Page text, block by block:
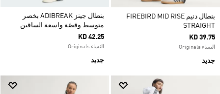
بنطال دنيم FIREBIRD MID RISE
STRAIGHT
KD 39.75
النساء Originals
جديد
بنطال جينز ADIBREAK بخصر
متوسط وقصّة واسعة الساقين
KD 42.25
النساء Originals
جديد